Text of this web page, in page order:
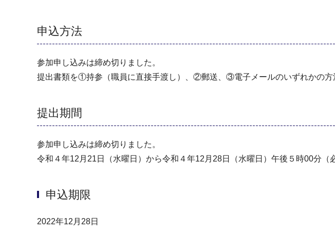
申込方法
参加申し込みは締め切りました。
提出書類を①持参（職員に直接手渡し）、②郵送、③電子メールのいずれかの方
提出期間
参加申し込みは締め切りました。
令和４年12月21日（水曜日）から令和４年12月28日（水曜日）午後５時00分（
申込期限
2022年12月28日